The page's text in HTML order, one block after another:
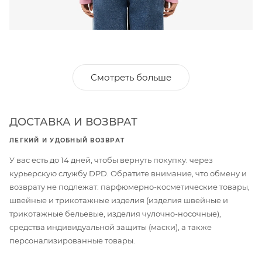
Смотреть больше
ДОСТАВКА И ВОЗВРАТ
ЛЕГКИЙ И УДОБНЫЙ ВОЗВРАТ
У вас есть до 14 дней, чтобы вернуть покупку: через
курьерскую службу DPD. Обратите внимание, что обмену и
возврату не подлежат: парфюмерно-косметические товары,
швейные и трикотажные изделия (изделия швейные и
трикотажные бельевые, изделия чулочно-носочные),
средства индивидуальной защиты (маски), а также
персонализированные товары.